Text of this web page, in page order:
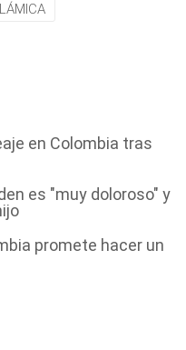
en Colombia tras
es "muy doloroso" y
promete hacer un